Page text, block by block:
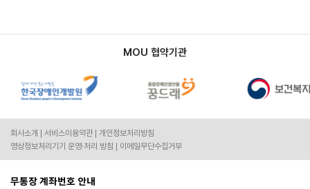
MOU 협약기관
회사소개 서비스이용약관
개인정보처리방침
영상정보처리기기 운영·처리 방침
이메일무단수집거부
무통장 계좌번호 안내